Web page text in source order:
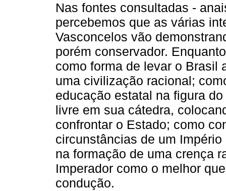
Nas fontes consultadas -
percebemos que as várias
Vasconcelos vão
porém conservador.
como forma de levar o Brasil
uma civilização racional;
educação estatal na figura
livre em sua cátedra,
confrontar o Estado; como
circunstâncias de um
na formação de uma crença
Imperador como o melhor
condução.